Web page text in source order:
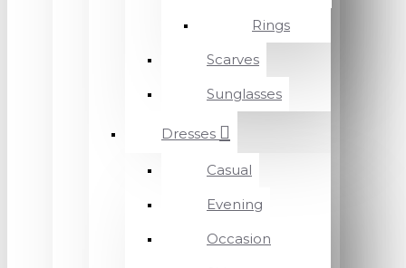
Rings
Scarves
Sunglasses
Dresses
Casual
Evening
Occasion